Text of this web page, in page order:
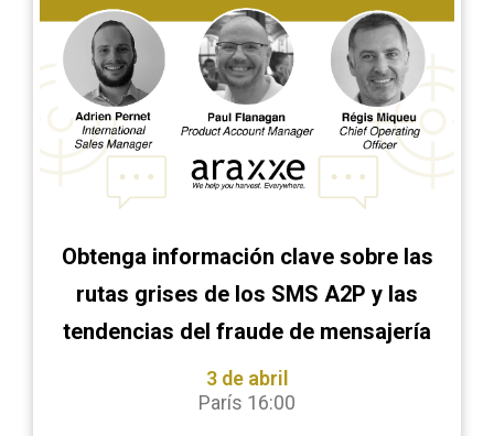
Obtenga información clave sobre las
rutas grises de los SMS A2P y las
tendencias del fraude de mensajería
3 de abril
París 16:00